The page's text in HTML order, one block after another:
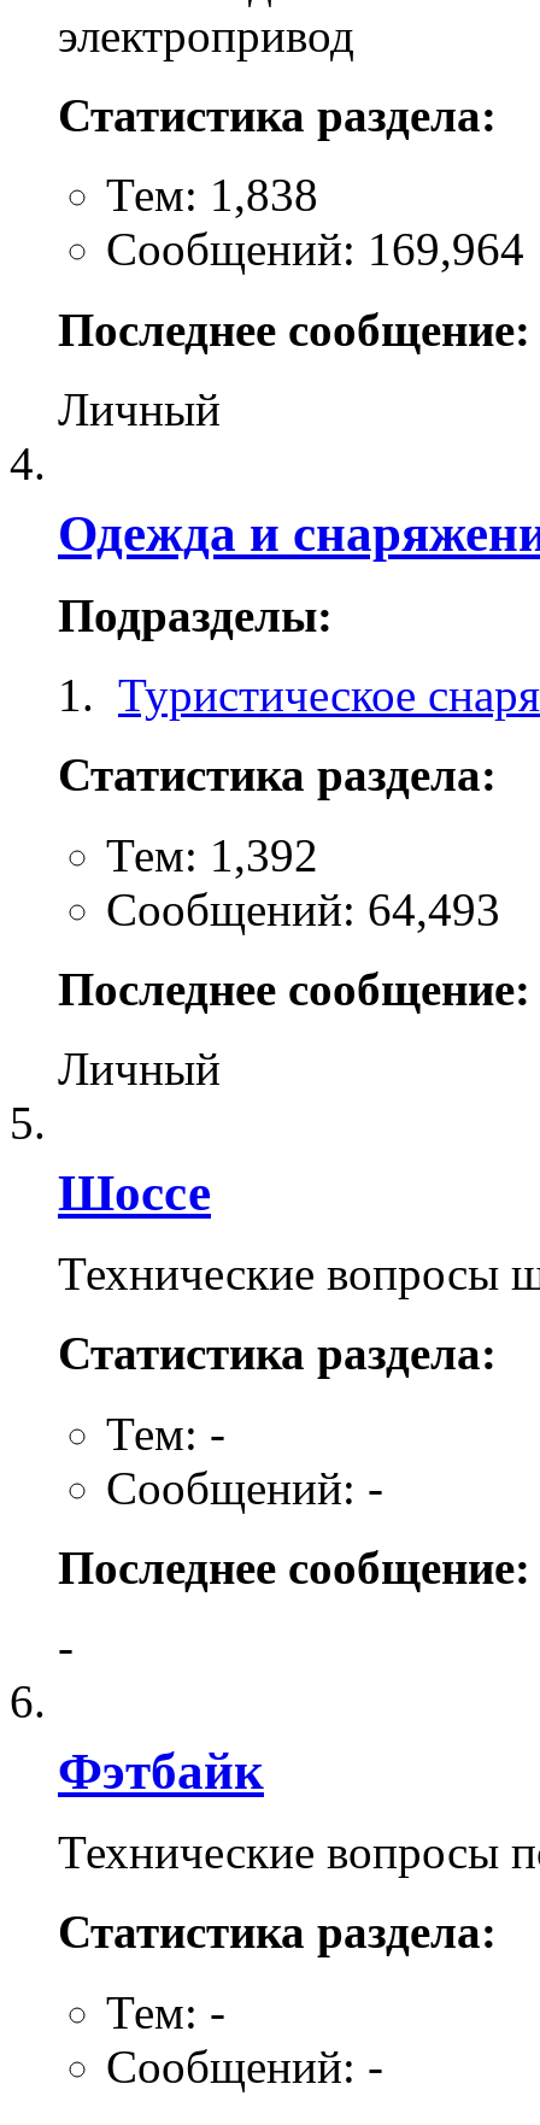
электропривод
Статистика раздела:
Тем: 1,838
Сообщений: 169,964
Последнее сообщение:
Личный
Одежда и
Подразделы:
Туристическое
Статистика раздела:
Тем: 1,392
Сообщений: 64,493
Последнее сообщение:
Личный
Шоссе
Технические вопросы
Статистика раздела:
Тем: -
Сообщений: -
Последнее сообщение:
-
Фэтбайк
Технические вопросы
Статистика раздела:
Тем: -
Сообщений: -